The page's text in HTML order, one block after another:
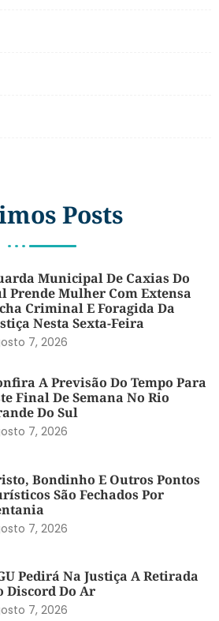
Posts
Municipal De Caxias Do
Prende Mulher Com Extensa
Criminal E Foragida Da
Nesta Sexta-Feira
7, 2026
A Previsão Do Tempo Para
Final De Semana No Rio
Do Sul
7, 2026
Bondinho E Outros Pontos
São Fechados Por
7, 2026
Pedirá Na Justiça A Retirada
Discord Do Ar
7, 2026